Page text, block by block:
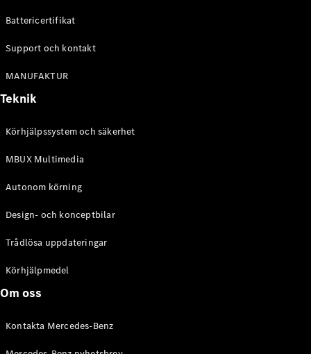
Cabriolet /
Mercedes-
Roadster
Maybach SL
Monogram
Series
Mercedes-
Battericertifikat
Support och kontakt
MANUFAKTUR
Teknik
Körhjälpssystem och säkerhet
MBUX Multimedia
Autonom körning
Design- och konceptbilar
Trådlösa uppdateringar
Körhjälpmedel
Om oss
Kontakta Mercedes-Benz